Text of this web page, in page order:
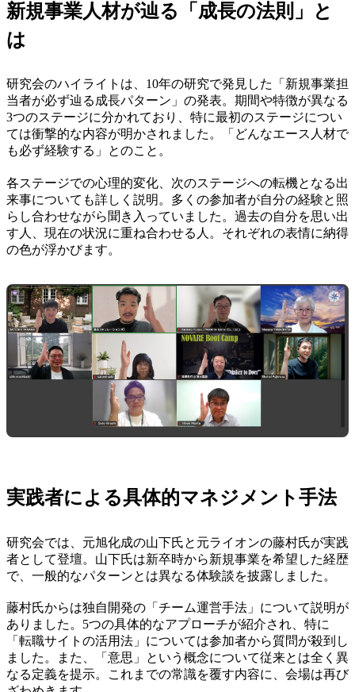
新規事業人材が辿る「成長の法則」と
は
研究会のハイライトは、10年の研究で発見した「新規事業担
当者が必ず辿る成長パターン」の発表。期間や特徴が異なる
3つのステージに分かれており、特に最初のステージについ
ては衝撃的な内容が明かされました。「どんなエース人材で
も必ず経験する」とのこと。
各ステージでの心理的変化、次のステージへの転機となる出
来事についても詳しく説明。多くの参加者が自分の経験と照
らし合わせながら聞き入っていました。過去の自分を思い出
す人、現在の状況に重ね合わせる人。それぞれの表情に納得
の色が浮かびます。
実践者による具体的マネジメント手法
研究会では、元旭化成の山下氏と元ライオンの藤村氏が実践
者として登壇。山下氏は新卒時から新規事業を希望した経歴
で、一般的なパターンとは異なる体験談を披露しました。
藤村氏からは独自開発の「チーム運営手法」について説明が
ありました。5つの具体的なアプローチが紹介され、特に
「転職サイトの活用法」については参加者から質問が殺到し
ました。また、「意思」という概念について従来とは全く異
なる定義を提示。これまでの常識を覆す内容に、会場は再び